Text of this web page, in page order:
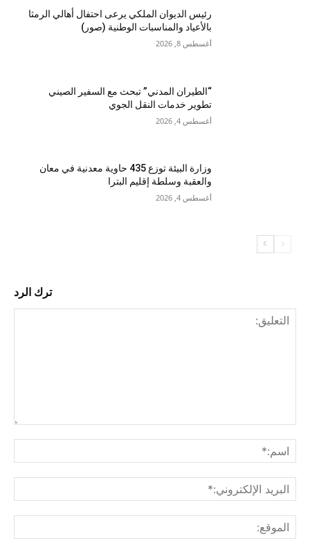
رئيس الديوان الملكي يرعى احتفال أهالي الرمثا
بالأعياد والمناسبات الوطنية (صور)
أغسطس 8, 2026
“الطيران المدني” تبحث مع السفير الصيني
تطوير خدمات النقل الجوي
أغسطس 4, 2026
وزارة البيئة توزع 435 حاوية معدنية في معان
والعقبة وسلطة إقليم البترا
أغسطس 4, 2026
ترك الرد